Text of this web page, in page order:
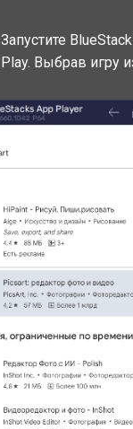
Запустите
Play. Выбрав игру